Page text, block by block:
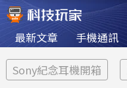
最新文章 手機通訊
Sony紀念耳機開箱